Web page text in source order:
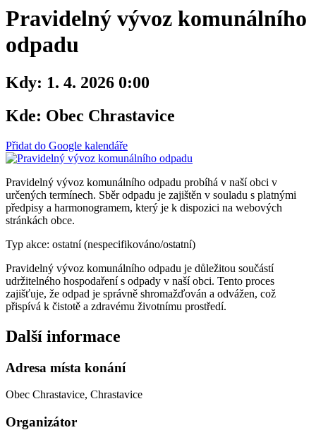
Pravidelný vývoz komunálního
odpadu
Kdy: 1. 4. 2026 0:00
Kde: Obec Chrastavice
Přidat do Google kalendáře
Pravidelný vývoz komunálního odpadu probíhá v naší obci v
určených termínech. Sběr odpadu je zajištěn v souladu s platnými
předpisy a harmonogramem, který je k dispozici na webových
stránkách obce.
Typ akce: ostatní (nespecifikováno/ostatní)
Pravidelný vývoz komunálního odpadu je důležitou součástí
udržitelného hospodaření s odpady v naší obci. Tento proces
zajišťuje, že odpad je správně shromažďován a odvážen, což
přispívá k čistotě a zdravému životnímu prostředí.
Další informace
Adresa místa konání
Obec Chrastavice, Chrastavice
Organizátor